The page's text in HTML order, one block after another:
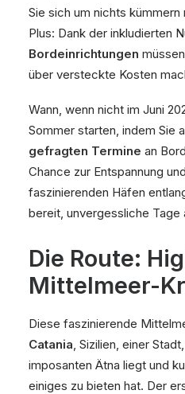
Sie sich um nichts
Plus: Dank der inkludierten
Bordeinrichtungen
über versteckte Kosten
Wann, wenn nicht im Juni
Sommer starten, indem Sie
gefragten Termine an
Chance zur Entspannung
faszinierenden Häfen
bereit, unvergessliche Tage
Die Route:
Mittelmeer-
Diese faszinierende
Catania, Sizilien, einer
imposanten Ätna liegt und
einiges zu bieten hat. Der